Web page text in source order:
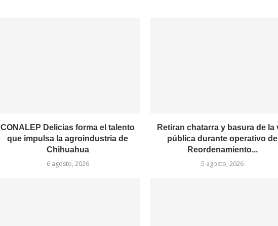
CONALEP Delicias forma el talento
que impulsa la agroindustria de
Chihuahua
6 agosto, 2026
Retiran chatarra y basura de la
pública durante operativo de
Reordenamiento...
5 agosto, 2026